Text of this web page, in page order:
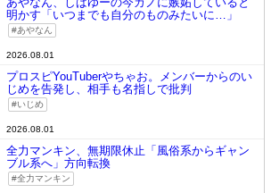
明かす「いつまでも自分のものみたいに…」
あやなん
2026.08.01
プロスピYouTuberやちゃお。メンバーからのい
じめを告発し、相手も名指しで批判
いじめ
2026.08.01
全力マンキン、無期限休止「風俗系からギャン
ブル系へ」方向転換
全力マンキン